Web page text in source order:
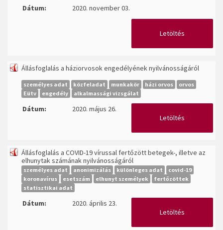
Dátum: 2020. november 03.
Letöltés
Állásfoglalás a háziorvosok engedélyének nyilvánosságáról
személyes adat közfeladat munkakör házi orvos
orvos
Eütv
engedély alkalmassági vizsgálat
Dátum:
2020. május 26.
Letöltés
Állásfoglalás a COVID-19 vírussal fertőzött betegek-, illetve az
elhunytak számának nyilvánosságáról
személyes adat anonimizálás különleges adat
covid-19
koronavírus
esetszám elhunyt személyek
fertőzöttek
statisztikai adat
Dátum:
2020. április 23.
Letöltés